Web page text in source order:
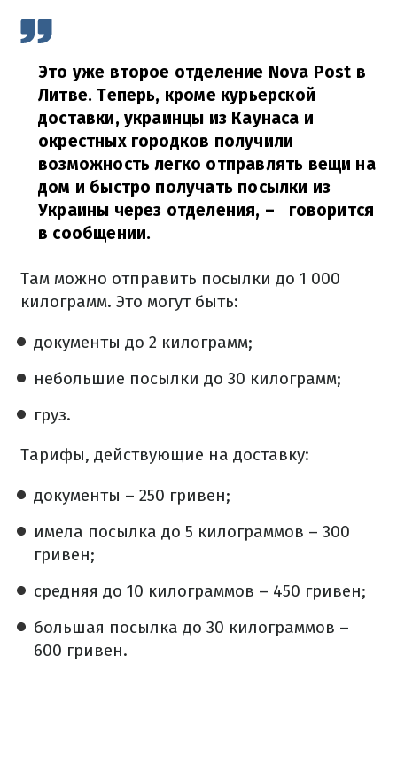
Это уже второе отделение Nova Post в
Литве. Теперь, кроме курьерской
доставки, украинцы из Каунаса и
окрестных городков получили
возможность легко отправлять вещи на
дом и быстро получать посылки из
Украины через отделения, –
говорится
в сообщении.
Там можно отправить посылки до 1 000
килограмм. Это могут быть:
документы до 2 килограмм;
небольшие посылки до 30 килограмм;
груз.
Тарифы, действующие на доставку:
документы – 250 гривен;
имела посылка до 5 килограммов – 300
гривен;
средняя до 10 килограммов – 450 гривен;
большая посылка до 30 килограммов –
600 гривен.